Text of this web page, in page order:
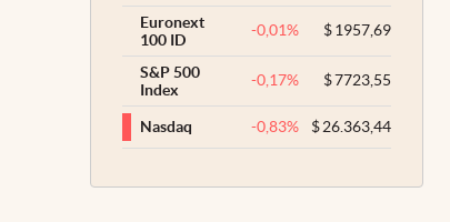
Euronext
100 ID
-0,01% $1957,69
S&P 500
Index
-0,17% $7723,55
Nasdaq -0,83% $26.363,44